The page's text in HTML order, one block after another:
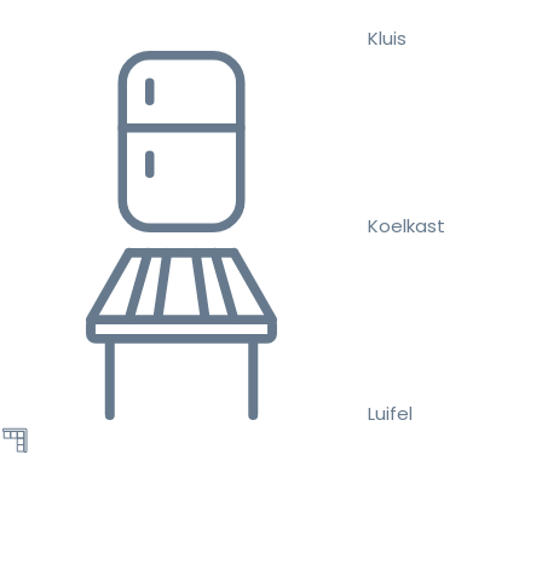
Kluis
Koelkast
Luifel